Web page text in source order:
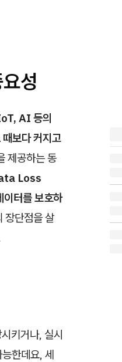
성
AI 등의
보다 커지고
제공하는 동
Loss
터를 보호하
장단점을 살
키거나, 실시
한데요, 세